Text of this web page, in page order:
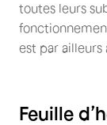
toutes leurs
est par ailleurs
Feuille